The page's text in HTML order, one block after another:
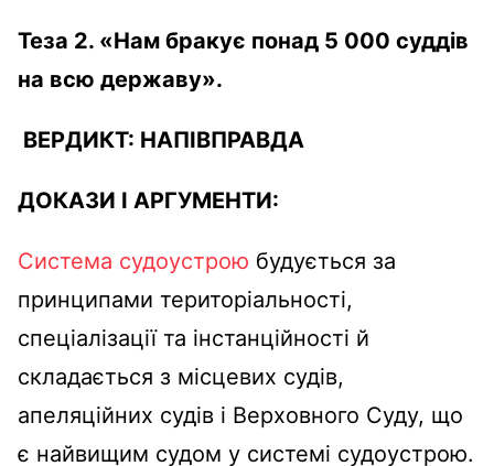
Теза 2. «Нам бракує понад 5 000 суддів
на всю державу».
ВЕРДИКТ: НАПІВПРАВДА
ДОКАЗИ І АРГУМЕНТИ:
Система судоустрою будується за
принципами територіальності,
спеціалізації та інстанційності й
складається з місцевих судів,
апеляційних судів і Верховного Суду, що
є найвищим судом у системі судоустрою.